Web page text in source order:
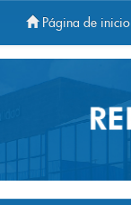
Página de inicio